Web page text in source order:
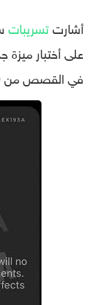
أشارتتسريبات
على أختبار ميزة
في القصص من 30 ثانية إلى 60 ثانية.